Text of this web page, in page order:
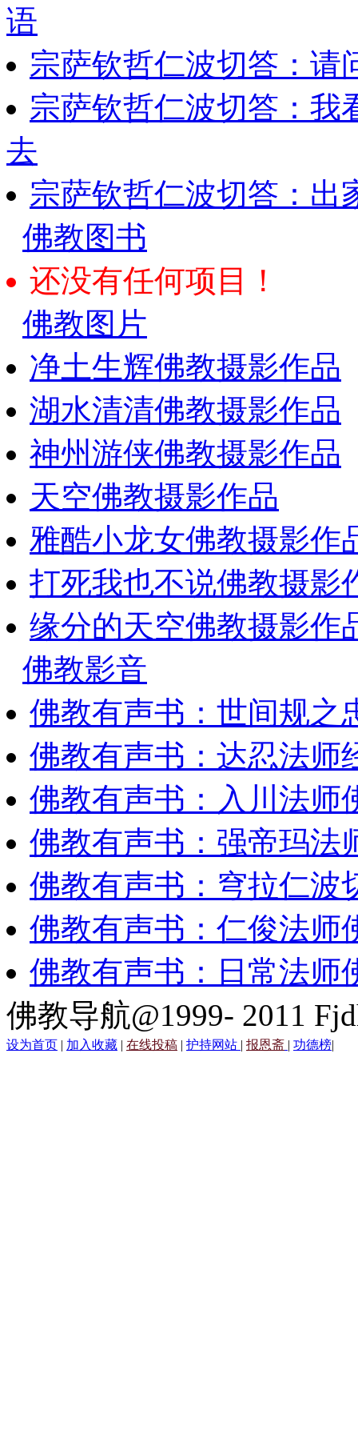
语
宗萨钦哲仁波切答：请
宗萨钦哲仁波切答：我
去
宗萨钦哲仁波切答：出
佛教图书
还没有任何项目！
佛教图片
净土生辉佛教摄影作品
湖水清清佛教摄影作品
神州游侠佛教摄影作品
天空佛教摄影作品
雅酷小龙女佛教摄影作
打死我也不说佛教摄影
缘分的天空佛教摄影作
佛教影音
佛教有声书：世间规
佛教有声书：达忍法师
佛教有声书：入川法师
佛教有声书：强帝玛法
佛教有声书：穹拉仁波
佛教有声书：仁俊法师
佛教有声书：日常法师
佛教导航@1999- 2011
设为首页 | 加入收藏 | 在线投稿 | 护持网站 | 报恩斋 | 功德榜|